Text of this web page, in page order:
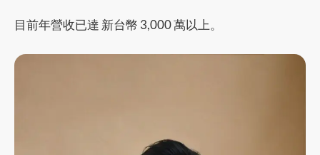
目前年營收已達 新台幣 3,000 萬以上。